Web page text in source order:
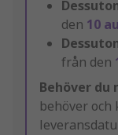
den 10
från den
Behöver du
behöver